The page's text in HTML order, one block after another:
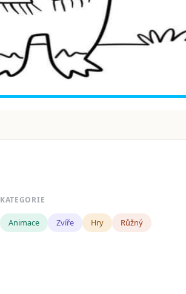
KATEGORIE
Animace Zvíře Hry Růžný